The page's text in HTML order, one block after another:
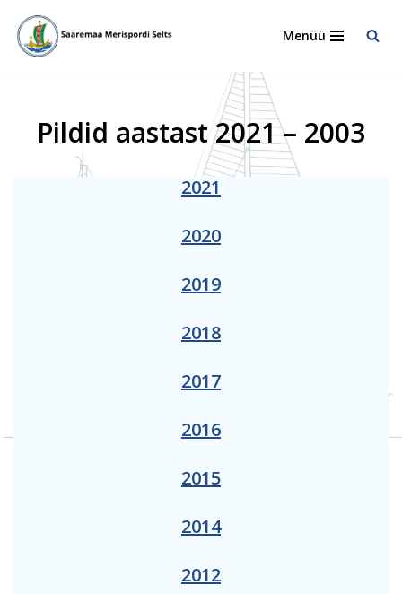
Skip
Menüü
Pildid aastast 2021 – 2003
2021
2020
2019
2018
2017
2016
2015
2014
2012